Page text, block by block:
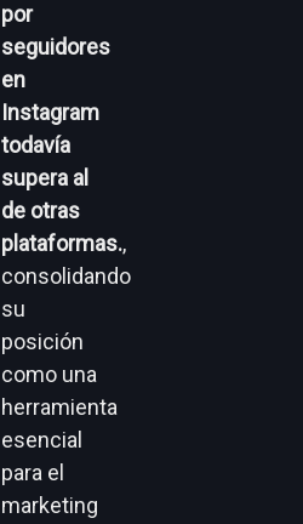
por
seguidores
en
Instagram
todavía
supera al
de otras
plataformas.,
consolidando
su
posición
como una
herramienta
esencial
para el
marketing